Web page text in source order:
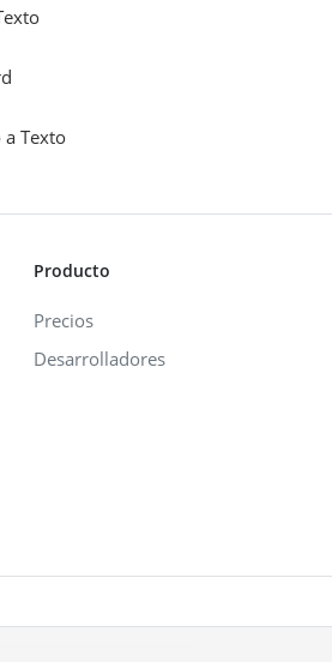
a Texto
Producto
Precios
Desarrolladores